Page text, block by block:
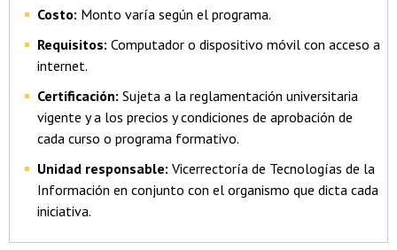
Costo: Monto varía según el programa.
Requisitos: Computador o dispositivo móvil con acceso a
internet.
Certificación: Sujeta a la reglamentación universitaria
vigente y a los precios y condiciones de aprobación de
cada curso o programa formativo.
Unidad responsable: Vicerrectoría de Tecnologías de la
Información en conjunto con el organismo que dicta cada
iniciativa.